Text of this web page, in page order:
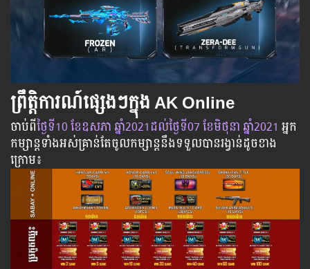
ព្រឹត្តិការណ៍ផ្សេងៗក្នុង AK Online
ចាប់​ពី​ថ្ងៃ​ទី10 ខែ​ឧសភា ឆ្នាំ2021ដល់​ថ្ងៃ​ទី07​ ខែមិថុនា​ ឆ្នាំ2021 អ្នក​
កម្សាន្ដ​ទាំងអស់​គ្រាន់​តែ​ចូល​កម្សាន្ដ​នឹង​ទទួល​បាន​រង្វាន់​ដូចខាង
ក្រោម​៖